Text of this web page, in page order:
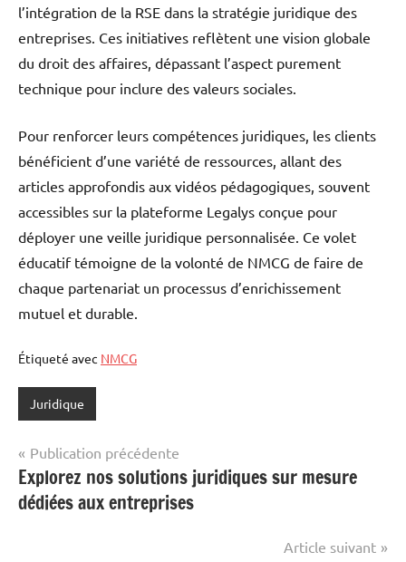
l’intégration de la RSE dans la stratégie juridique des
entreprises. Ces initiatives reflètent une vision globale
du droit des affaires, dépassant l’aspect purement
technique pour inclure des valeurs sociales.
Pour renforcer leurs compétences juridiques, les clients
bénéficient d’une variété de ressources, allant des
articles approfondis aux vidéos pédagogiques, souvent
accessibles sur la plateforme Legalys conçue pour
déployer une veille juridique personnalisée. Ce volet
éducatif témoigne de la volonté de NMCG de faire de
chaque partenariat un processus d’enrichissement
mutuel et durable.
Étiqueté avec NMCG
Juridique
Navigation
de
l’article
Publication précédente
Explorez nos solutions juridiques sur mesure
dédiées aux entreprises
Article suivant